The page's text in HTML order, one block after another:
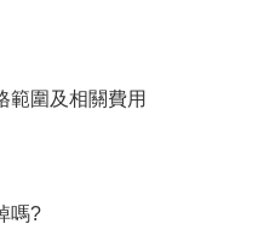
範圍及相關費用
嗎?